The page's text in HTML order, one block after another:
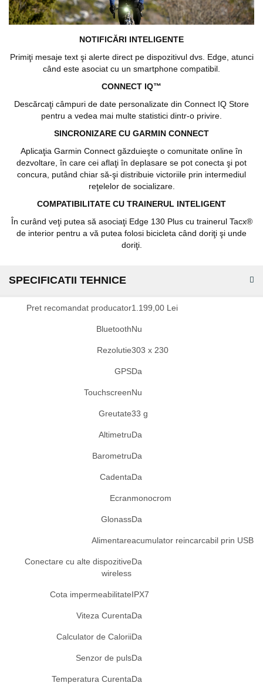
NOTIFICĂRI INTELIGENTE
Primiţi mesaje text şi alerte direct pe dispozitivul dvs. Edge, atunci
când este asociat cu un smartphone compatibil.
CONNECT IQ™
Descărcaţi câmpuri de date personalizate din Connect IQ Store
pentru a vedea mai multe statistici dintr-o privire.
SINCRONIZARE CU GARMIN CONNECT
Aplicaţia Garmin Connect găzduieşte o comunitate online în
dezvoltare, în care cei aflaţi în deplasare se pot conecta şi pot
concura, putând chiar să-şi distribuie victoriile prin intermediul
reţelelor de socializare.
COMPATIBILITATE CU TRAINERUL INTELIGENT
În curând veţi putea să asociaţi Edge 130 Plus cu trainerul Tacx®
de interior pentru a vă putea folosi bicicleta când doriţi şi unde
doriţi.
SPECIFICATII TEHNICE
Specificatii
Pret recomandat producator1.199,00 Lei
BluetoothNu
Rezolutie303 x 230
GPSDa
TouchscreenNu
Greutate33 g
AltimetruDa
BarometruDa
CadentaDa
Ecranmonocrom
GlonassDa
Alimentareacumulator reincarcabil prin USB
Conectare cu alte dispozitive
wireless
Da
Cota impermeabilitateIPX7
Viteza CurentaDa
Calculator de CaloriiDa
Senzor de pulsDa
Temperatura CurentaDa